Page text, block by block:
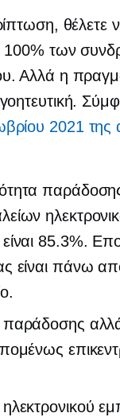
θέλετε
100% των
Αλλά η
2021 της
είναι 85.3%.
είναι πάνω